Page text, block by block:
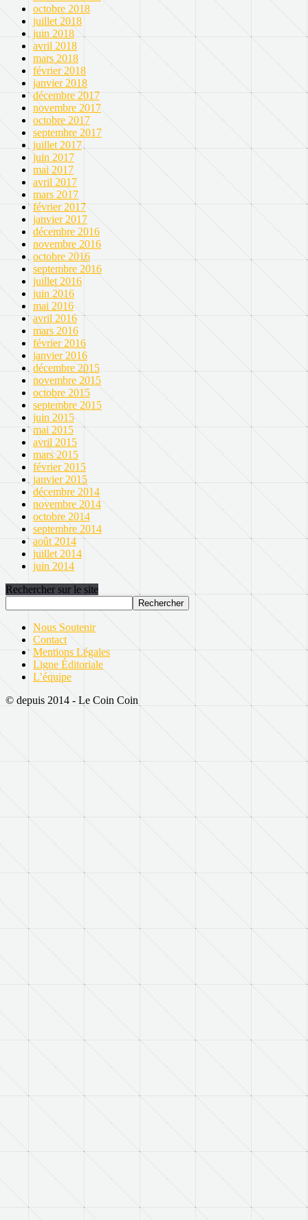
octobre 2018
juillet 2018
juin 2018
avril 2018
mars 2018
février 2018
janvier 2018
décembre 2017
novembre 2017
octobre 2017
septembre 2017
juillet 2017
juin 2017
mai 2017
avril 2017
mars 2017
février 2017
janvier 2017
décembre 2016
novembre 2016
octobre 2016
septembre 2016
juillet 2016
juin 2016
mai 2016
avril 2016
mars 2016
février 2016
janvier 2016
décembre 2015
novembre 2015
octobre 2015
septembre 2015
juin 2015
mai 2015
avril 2015
mars 2015
février 2015
janvier 2015
décembre 2014
novembre 2014
octobre 2014
septembre 2014
août 2014
juillet 2014
juin 2014
Rechercher sur le site
Nous Soutenir
Contact
Mentions Légales
Ligne Éditoriale
L’équipe
© depuis 2014 - Le Coin Coin